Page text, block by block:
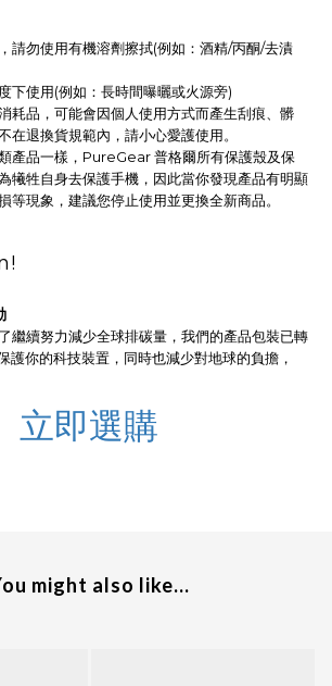
請勿使用有機溶劑擦拭(例如：酒精/丙酮/去漬
下使用(例如：長時間曝曬或火源旁)
耗品，可能會因個人使用方式而產生刮痕、髒
在退換貨規範內，請小心愛護使用。
產品一樣，PureGear 普格爾所有保護殼及保
犧牲自身去保護手機，因此當你發現產品有明顯
等現象，建議您停止使用並更換全新商品。
繼續努力減少全球排碳量，我們的產品包裝已轉
護你的科技裝置，同時也減少對地球的負擔，
立即選購
might also like...